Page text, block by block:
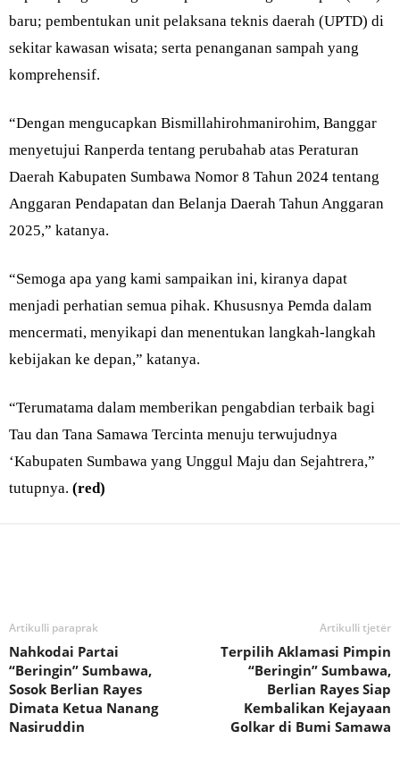
baru; pembentukan unit pelaksana teknis daerah (UPTD) di
sekitar kawasan wisata; serta penanganan sampah yang
komprehensif.
“Dengan mengucapkan Bismillahirohmanirohim, Banggar
menyetujui Ranperda tentang perubahab atas Peraturan
Daerah Kabupaten Sumbawa Nomor 8 Tahun 2024 tentang
Anggaran Pendapatan dan Belanja Daerah Tahun Anggaran
2025,” katanya.
“Semoga apa yang kami sampaikan ini, kiranya dapat
menjadi perhatian semua pihak. Khususnya Pemda dalam
mencermati, menyikapi dan menentukan langkah-langkah
kebijakan ke depan,” katanya.
“Terumatama dalam memberikan pengabdian terbaik bagi
Tau dan Tana Samawa Tercinta menuju terwujudnya
‘Kabupaten Sumbawa yang Unggul Maju dan Sejahtrera,”
tutupnya. (red)
Artikulli paraprak
Nahkodai Partai
“Beringin” Sumbawa,
Sosok Berlian Rayes
Dimata Ketua Nanang
Nasiruddin
Artikulli tjetër
Terpilih Aklamasi Pimpin
“Beringin” Sumbawa,
Berlian Rayes Siap
Kembalikan Kejayaan
Golkar di Bumi Samawa